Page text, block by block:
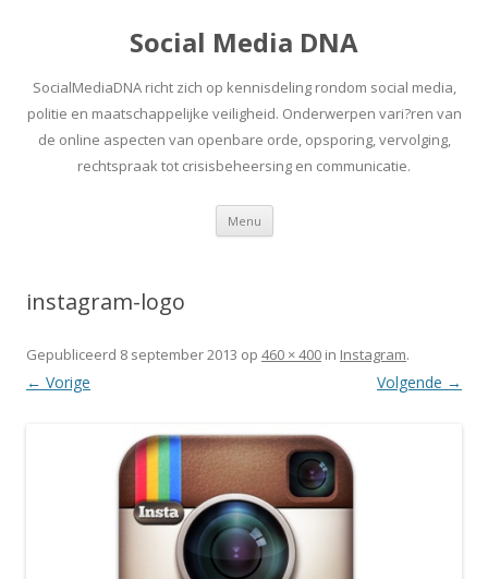
Social Media DNA
SocialMediaDNA richt zich op kennisdeling rondom social media,
politie en maatschappelijke veiligheid. Onderwerpen vari?ren van
de online aspecten van openbare orde, opsporing, vervolging,
rechtspraak tot crisisbeheersing en communicatie.
Menu Spring
inhoud
instagram-logo
Gepubliceerd 8 september 2013 op 460 × 400 in Instagram.
← Vorige Volgende →